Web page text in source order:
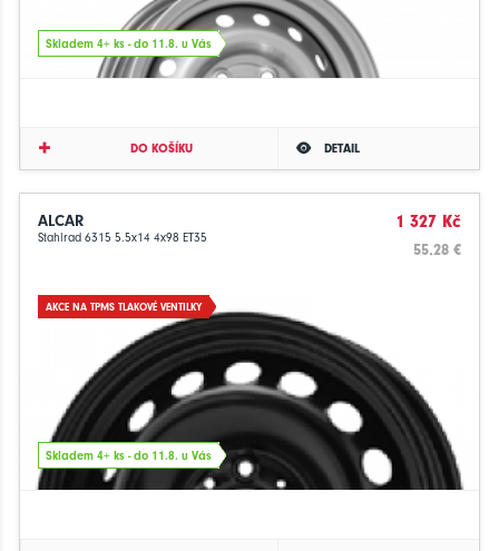
Skladem 4+ ks - do 11.8. u Vás
DO KOŠÍKU DETAIL
ALCAR
Stahlrad 6315 5.5x14 4x98 ET35
1 327 Kč
55.28 €
AKCE NA TPMS TLAKOVÉ VENTILKY
Skladem 4+ ks - do 11.8. u Vás